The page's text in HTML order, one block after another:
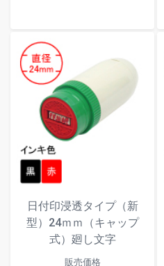
日付印浸透タイプ（新
型）24ｍｍ（キャップ
式）廻し文字
販売価格